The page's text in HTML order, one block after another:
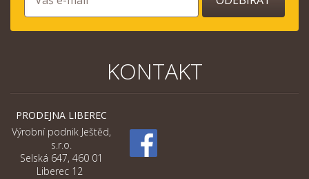
KONTAKT
PRODEJNA LIBEREC
Výrobní podnik Ještěd,
s.r.o.
Selská 647, 460 01
Liberec 12